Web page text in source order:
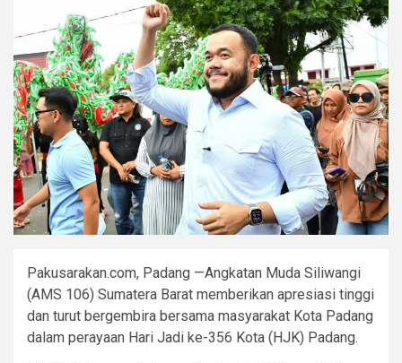
Pakusarakan.com, Padang —Angkatan Muda Siliwangi
(AMS 106) Sumatera Barat memberikan apresiasi tinggi
dan turut bergembira bersama masyarakat Kota Padang
dalam perayaan Hari Jadi ke-356 Kota (HJK) Padang.